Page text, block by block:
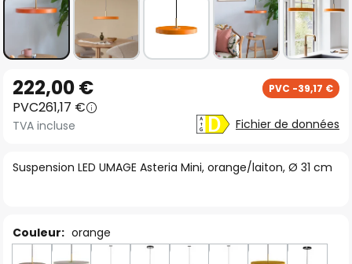
to
the
beginning
the
Suspension LED UMAGE Asteria Mini, orange/laiton, Ø 31 cm
222,00 € PVC -39,17 €
PVC261,17 €
TVA incluse Fichier de données
Couleur: orange